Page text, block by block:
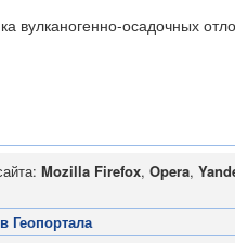
вулканогенно-осадочных
Mozilla Firefox, Opera,
Геопортала